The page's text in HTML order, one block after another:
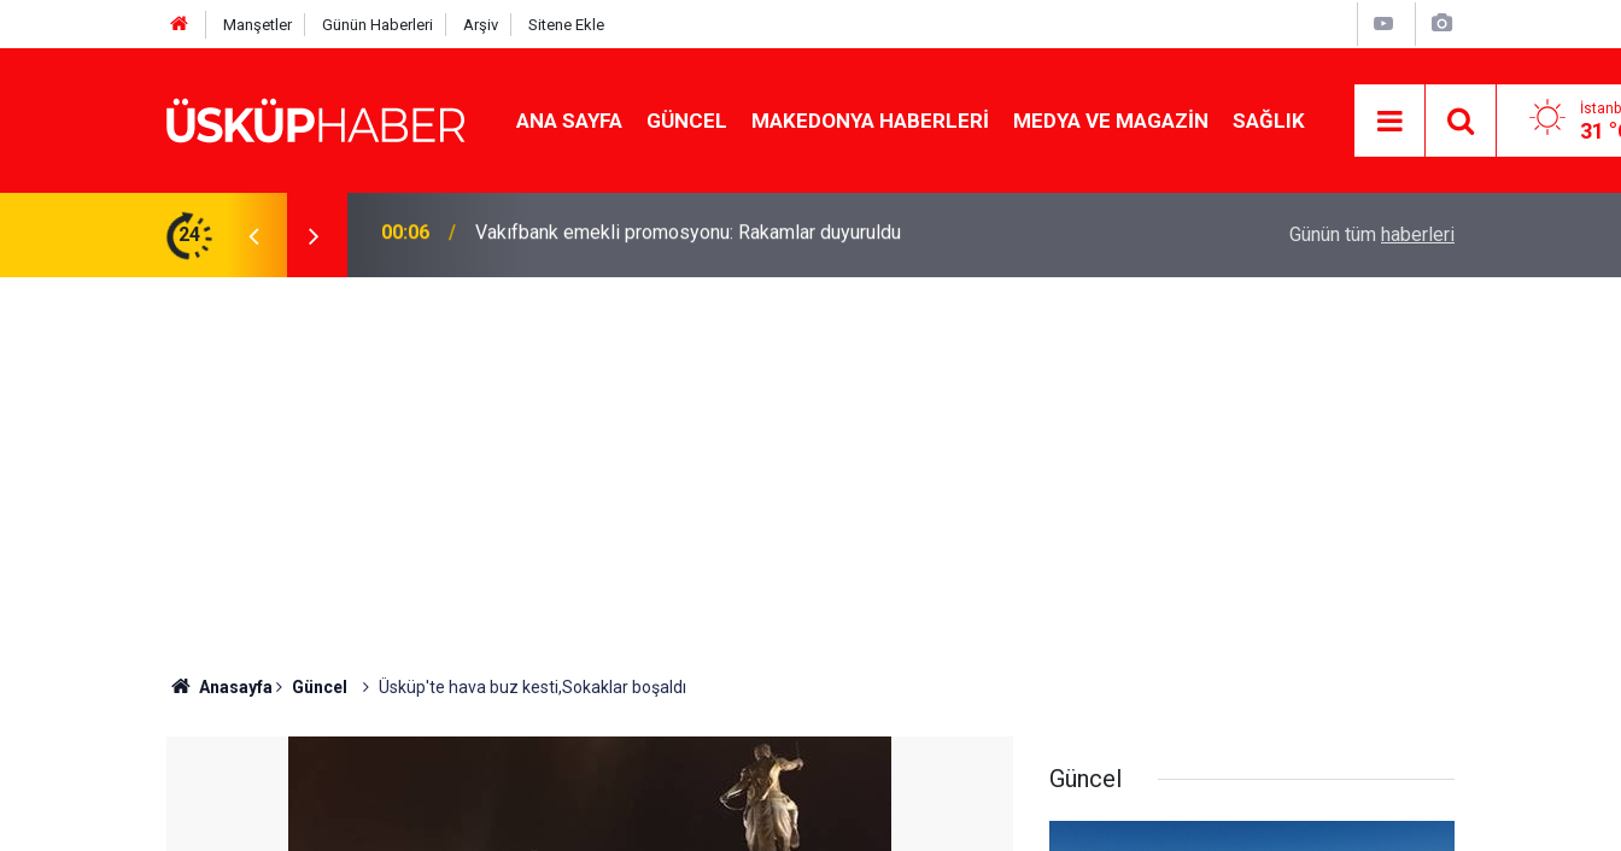
Manşetler Günün Haberleri Arşiv Sitene Ekle
ANA SAYFA GÜNCEL MAKEDONYA HABERLERI MEDYA VE MAGAZIN SAĞLIK 31
24 19:21 Gözde oldu! Hem köy hem mahalle hayatı iç içe! İzmir'deki doğal semt
yapmanın sırrı
Günün tüm haberleri
Anasayfa Güncel Üsküp'te hava buz kesti,Sokaklar boşaldı
Güncel